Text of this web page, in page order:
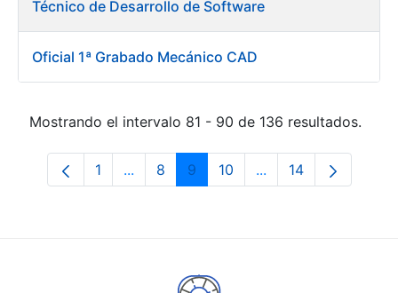
Técnico de Desarrollo de Software
Oficial 1ª Grabado Mecánico CAD
Mostrando el intervalo 81 - 90 de 136 resultados.
Página
1 ...Páginas intermedias Use TAB para
Página
8 Página
9 Página
10 ...PáginasPágina
14